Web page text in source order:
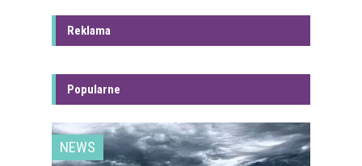
Reklama
Popularne
NEWS